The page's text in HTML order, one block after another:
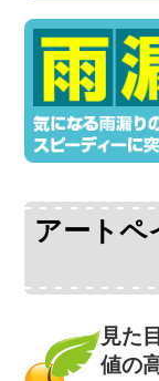
アートペ
見た
値の